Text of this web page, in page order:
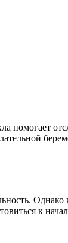
Однако
к